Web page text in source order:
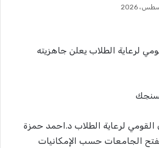
لرعاية الطلاب يعلن جاهزيته
القومي لرعاية الطلاب د.احمد حمزة
الجامعات حسب الإمكانيات